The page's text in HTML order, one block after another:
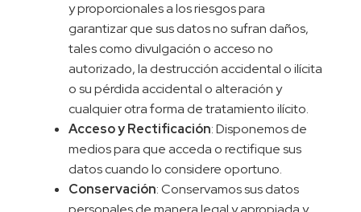
y proporcionales a los riesgos para
garantizar que sus datos no sufran daños,
tales como divulgación o acceso no
autorizado, la destrucción accidental o ilícita
o su pérdida accidental o alteración y
cualquier otra forma de tratamiento ilícito.
Acceso y Rectificación: Disponemos de
medios para que acceda o rectifique sus
datos cuando lo considere oportuno.
Conservación: Conservamos sus datos